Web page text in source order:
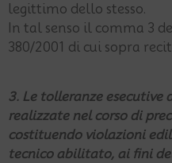
legittimo dello stesso.
In tal senso il comma 3
380/2001 di cui sopra
3. Le tolleranze esecutive
realizzate nel corso di
costituendo violazioni
tecnico abilitato, ai fini